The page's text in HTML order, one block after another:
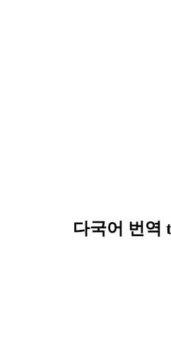
다국어 번역